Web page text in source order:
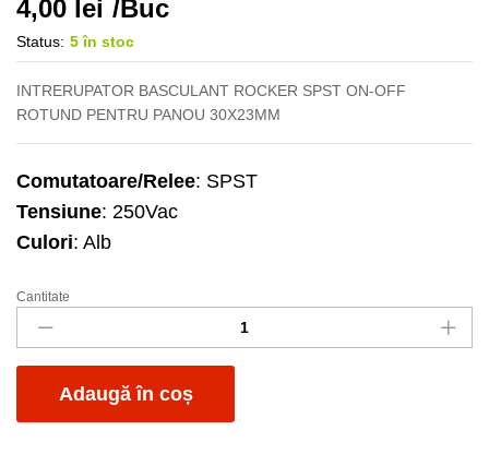
4,00 lei /Buc
Status: 5 în stoc
INTRERUPATOR BASCULANT ROCKER SPST ON-OFF
ROTUND PENTRU PANOU 30X23MM
Comutatoare/Relee: SPST
Tensiune: 250Vac
Culori: Alb
Intr
30x23mm
alb
6A
250Vac
quantity
Cantitate
Adaugă în coș